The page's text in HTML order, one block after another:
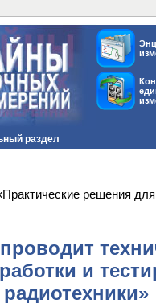
раздел
решения
и